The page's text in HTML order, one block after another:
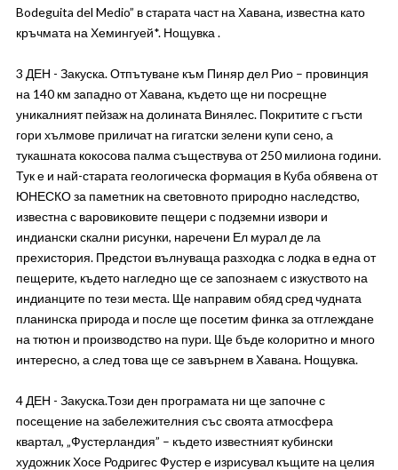
Bodeguita del Medio” в старата част на Хавана, известна като
кръчмата на Хемингуей*. Нощувка .
3 ДЕН - Закуска. Отпътуване към Пиняр дел Рио – провинция
на 140 км западно от Хавана, където ще ни посрещне
уникалният пейзаж на долината Винялес. Покритите с гъсти
гори хълмове приличат на гигатски зелени купи сено, а
тукашната кокосова палма съществува от 250 милиона години.
Тук е и най-старата геологическа формация в Куба обявена от
ЮНЕСКО за паметник на световното природно наследство,
известна с варовиковите пещери с подземни извори и
индиански скални рисунки, наречени Ел мурал де ла
прехистория. Предстои вълнуваща разходка с лодка в една от
пещерите, където нагледно ще се запознаем с изкуството на
индианците по тези места. Ще направим обяд сред чудната
планинска природа и после ще посетим финка за отглеждане
на тютюн и производство на пури. Ще бъде колоритно и много
интересно, а след това ще се завърнем в Хавана. Нощувка.
4 ДЕН - Закуска.Този ден програмата ни ще започне с
посещение на забележителния със своята атмосфера
квартал, „Фустерландия” – където известният кубински
художник Хосе Родригес Фустер е изрисувал къщите на целия